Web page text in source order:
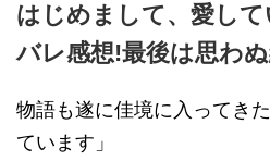
はじめまして、愛し
バレ感想!最後は思わ
物語も遂に佳境に入ってき
ています」